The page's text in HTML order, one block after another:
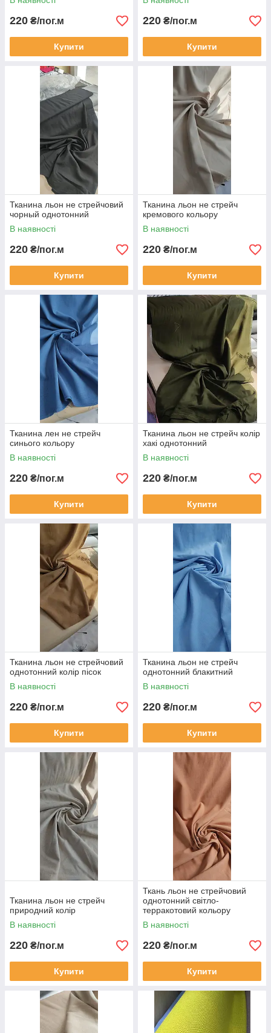
220 ₴/пог.м
Купити
220 ₴/пог.м
Купити
Тканина льон не стрейчовий
чорный однотонний
В наявності
220 ₴/пог.м
Купити
Тканина льон не стрейч
кремового кольору
В наявності
220 ₴/пог.м
Купити
Тканина лен не стрейч
синього кольору
В наявності
220 ₴/пог.м
Купити
Тканина льон не стрейч колір
хакі однотонний
В наявності
220 ₴/пог.м
Купити
Тканина льон не стрейчовий
однотонний колір пісок
В наявності
220 ₴/пог.м
Купити
Тканина льон не стрейч
однотонний блакитний
В наявності
220 ₴/пог.м
Купити
Тканина льон не стрейч
природний колір
В наявності
220 ₴/пог.м
Купити
Ткань льон не стрейчовий
однотонний світло-
терракотовий кольору
В наявності
220 ₴/пог.м
Купити